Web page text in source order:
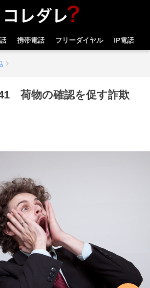
携帯電話 フリーダイヤル IP電話
荷物の確認を促す詐欺